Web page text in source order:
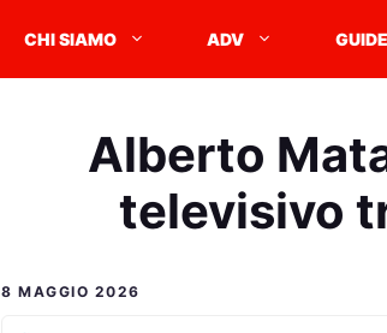
CHI SIAMO ADV GUIDE
Alberto
televisivo
8 MAGGIO 2026